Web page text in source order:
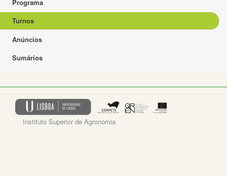
Programa
Turnos
Anúncios
Sumários
Instituto Superior de Agronomia